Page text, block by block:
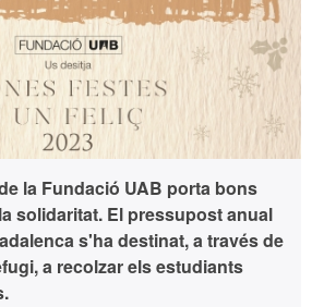
la Fundació UAB porta bons
solidaritat. El pressupost anual
s'ha destinat, a través de
a recolzar els estudiants